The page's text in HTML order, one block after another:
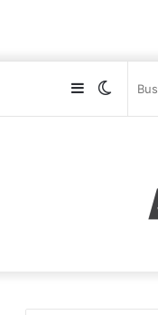
Switch
Sidebar